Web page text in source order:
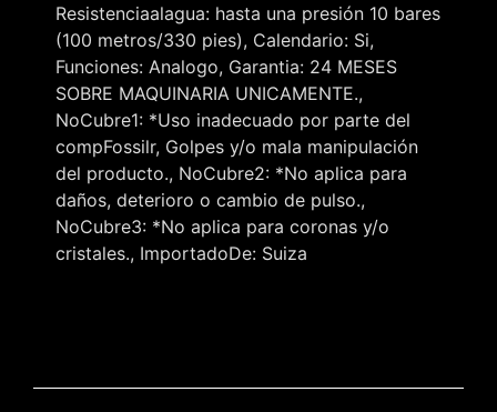
Resistenciaalagua: hasta una presión 10 bares
(100 metros/330 pies), Calendario: Si,
Funciones: Analogo, Garantia: 24 MESES
SOBRE MAQUINARIA UNICAMENTE.,
NoCubre1: *Uso inadecuado por parte del
compFossilr, Golpes y/o mala manipulación
del producto., NoCubre2: *No aplica para
daños, deterioro o cambio de pulso.,
NoCubre3: *No aplica para coronas y/o
cristales., ImportadoDe: Suiza